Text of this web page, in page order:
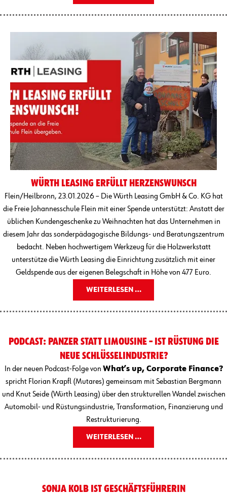
WÜRTH LEASING ERFÜLLT HERZENSWUNSCH
Flein/Heilbronn, 23.01.2026 – Die Würth Leasing GmbH & Co. KG hat
die Freie Johannesschule Flein mit einer Spende unterstützt: Anstatt der
üblichen Kundengeschenke zu Weihnachten hat das Unternehmen in
diesem Jahr das sonderpädagogische Bildungs- und Beratungszentrum
bedacht. Neben hochwertigem Werkzeug für die Holzwerkstatt
unterstütze die Würth Leasing die Einrichtung zusätzlich mit einer
Geldspende aus der eigenen Belegschaft in Höhe von 477 Euro.
WEITERLESEN …
PODCAST: PANZER STATT LIMOUSINE – IST RÜSTUNG DIE
NEUE SCHLÜSSELINDUSTRIE?
In der neuen Podcast-Folge von What’s up, Corporate Finance?
spricht Florian Krapfl (Mutares) gemeinsam mit Sebastian Bergmann
und Knut Seide (Würth Leasing) über den strukturellen Wandel zwischen
Automobil- und Rüstungsindustrie, Transformation, Finanzierung und
Restrukturierung.
WEITERLESEN …
SONJA KOLB IST GESCHÄFTSFÜHRERIN